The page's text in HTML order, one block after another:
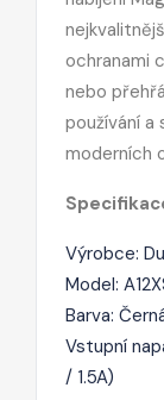
ochranami
nebo
používání a
moderních
Výrobce:
Model:
Barva:
Vstupní
/ 1.5A)